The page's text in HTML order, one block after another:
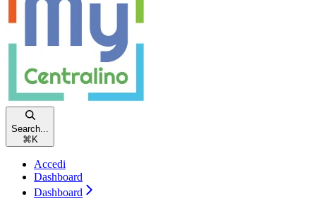
Search...
⌘ K
Accedi
Dashboard
Dashboard